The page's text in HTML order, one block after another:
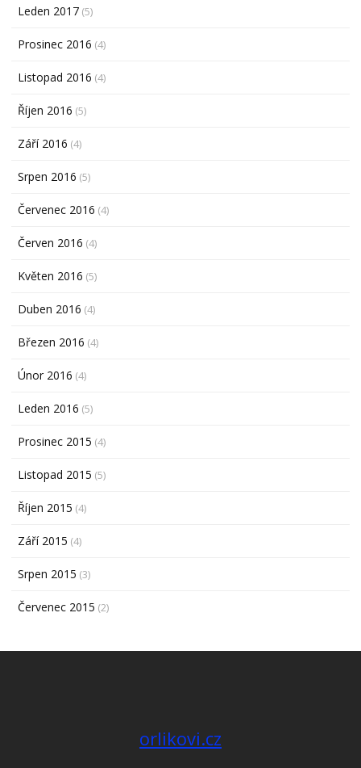
Leden 2017 (5)
Prosinec 2016 (4)
Listopad 2016 (4)
Říjen 2016 (5)
Září 2016 (4)
Srpen 2016 (5)
Červenec 2016 (4)
Červen 2016 (4)
Květen 2016 (5)
Duben 2016 (4)
Březen 2016 (4)
Únor 2016 (4)
Leden 2016 (5)
Prosinec 2015 (4)
Listopad 2015 (5)
Říjen 2015 (4)
Září 2015 (4)
Srpen 2015 (3)
Červenec 2015 (2)
orlikovi.cz